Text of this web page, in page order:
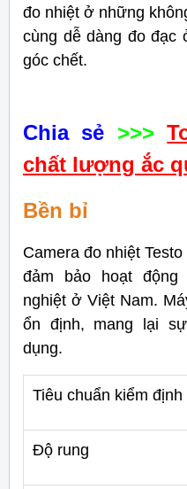
đo nhiệt ở những
cùng dễ dàng đo đạc
góc chết.
Chia sẻ >>>
chất lượng ắc
Bền bỉ
Camera đo nhiệt
đảm bảo hoạt
nghiệt ở Việt Nam.
ổn định, mang lại
dụng.
Tiêu chuẩn kiểm định
Độ rung